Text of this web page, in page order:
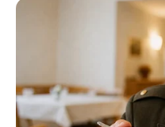
Lage der südlich von
zu
aktuellen Standort
aus
bieten wir die GPS-Daten
im GPX-Formatan, für